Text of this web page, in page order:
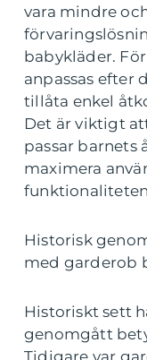
vara mindre
babykläder.
anpassas efter
tillåta enkel
Det är viktigt
passar barnets
maximera
Historisk
med garderob
Historiskt sett
genomgått